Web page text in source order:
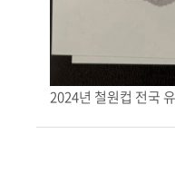
2024년 철원컵 전국